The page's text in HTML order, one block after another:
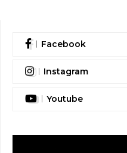
Facebook
Instagram
Youtube